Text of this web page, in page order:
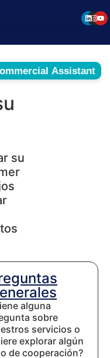
su
alguna
sobre
servicios o
explorar algún
de cooperación?